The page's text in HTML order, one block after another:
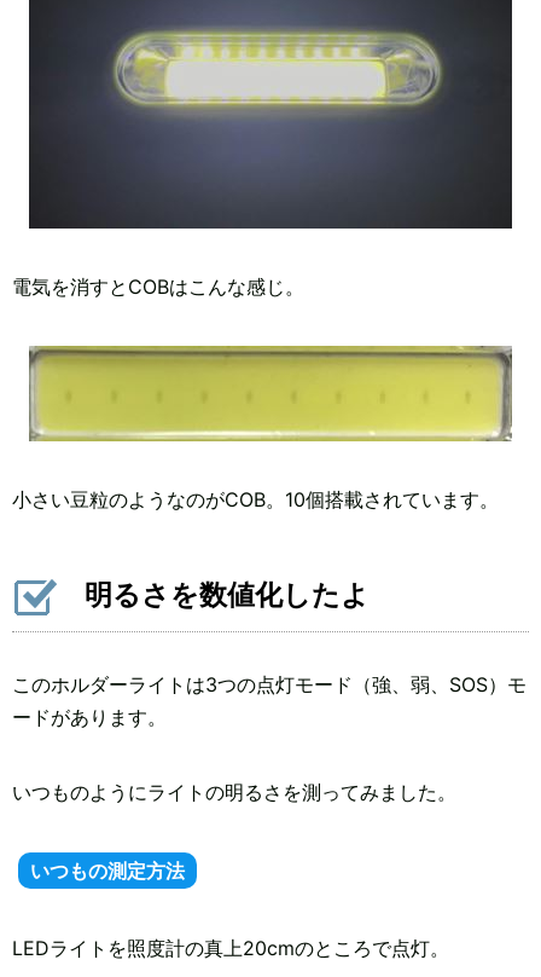
電気を消すとCOBはこんな感じ。
小さい豆粒のようなのがCOB。10個搭載されています。
明るさを数値化したよ
このホルダーライトは3つの点灯モード（強、弱、SOS）モ
ードがあります。
いつものようにライトの明るさを測ってみました。
いつもの測定方法
LEDライトを照度計の真上20cmのところで点灯。